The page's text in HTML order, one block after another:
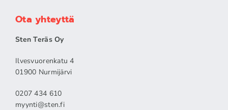
Ota yhteyttä
Sten Teräs Oy
Ilvesvuorenkatu 4
01900 Nurmijärvi
0207 434 610
myynti@sten.fi